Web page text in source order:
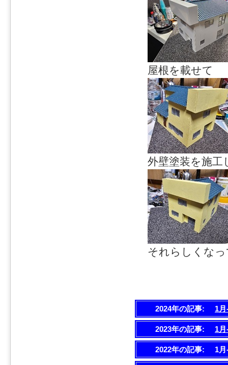
屋根を載せて
外壁塗装を施
それらしくな
2024年の記事: 1
2023年の記事: 1
2022年の記事: 1